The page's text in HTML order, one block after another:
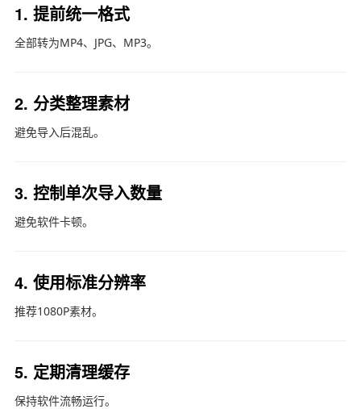
1. 提前统一格式
全部转为MP4、JPG、MP3。
2. 分类整理素材
避免导入后混乱。
3. 控制单次导入数量
避免软件卡顿。
4. 使用标准分辨率
推荐1080P素材。
5. 定期清理缓存
保持软件流畅运行。